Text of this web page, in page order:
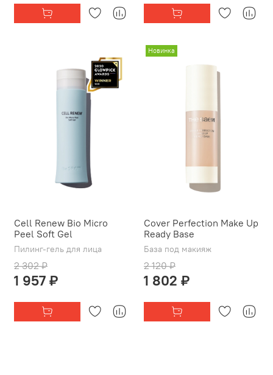
Cell Renew Bio Micro
Peel Soft Gel
Пилинг-гель для лица
2 302 ₽
1 957 ₽
Новинка
Cover Perfection Make Up
Ready Base
База под макияж
2 120 ₽
1 802 ₽